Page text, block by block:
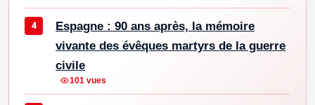
Espagne : 90 ans après, la mémoire
vivante des évêques martyrs de la guerre
civile
101 vues